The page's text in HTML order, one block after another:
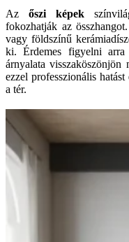
Az őszi képek
fokozhatják az
vagy földszínű
ki. Érdemes figyelni
árnyalata
ezzel professzionális
a tér.